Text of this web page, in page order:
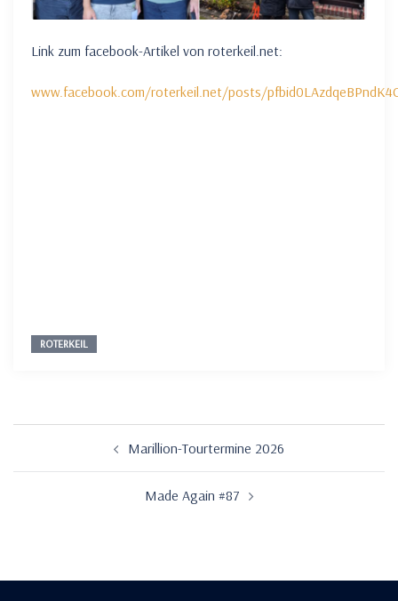
Link zum facebook-Artikel von roterkeil.net:
www.facebook.com/roterkeil.net/posts/
ROTERKEIL
Beitragsnavigation
Marillion-Tourtermine 2026
Made Again #87